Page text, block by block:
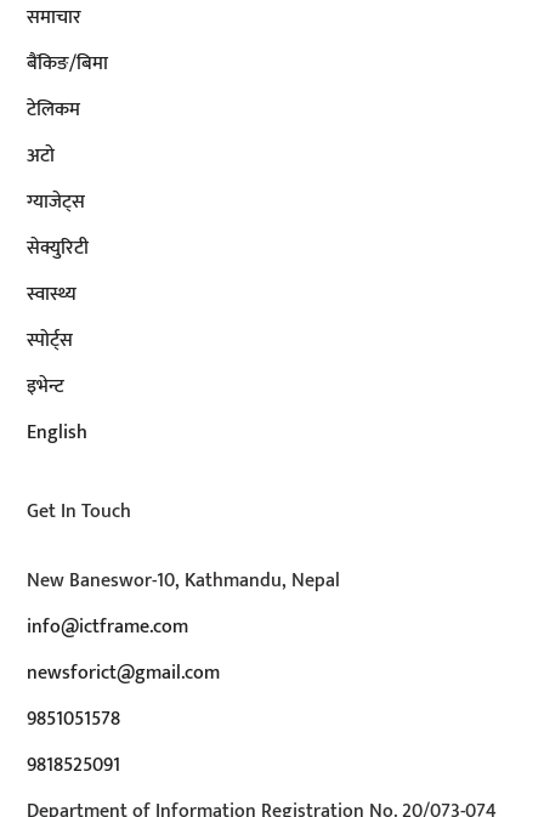
समाचार
बैंकिङ/बिमा
टेलिकम
अटाे
ग्याजेट्स
सेक्युरिटी
स्वास्थ्य
स्पोर्ट्स
इभेन्ट
English
Get In Touch
New Baneswor-10, Kathmandu, Nepal
info@ictframe.com
newsforict@gmail.com
9851051578
9818525091